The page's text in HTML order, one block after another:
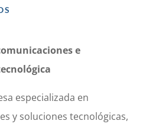
e
especializada en
y soluciones tecnológicas,